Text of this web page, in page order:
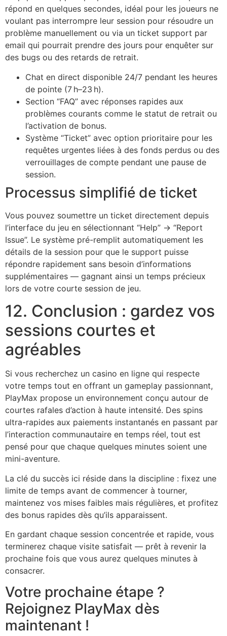
répond en quelques secondes, idéal pour les joueurs ne
voulant pas interrompre leur session pour résoudre un
problème manuellement ou via un ticket support par
email qui pourrait prendre des jours pour enquêter sur
des bugs ou des retards de retrait.
Chat en direct disponible 24/7 pendant les heures
de pointe (7 h–23 h).
Section “FAQ” avec réponses rapides aux
problèmes courants comme le statut de retrait ou
l’activation de bonus.
Système “Ticket” avec option prioritaire pour les
requêtes urgentes liées à des fonds perdus ou des
verrouillages de compte pendant une pause de
session.
Processus simplifié de ticket
Vous pouvez soumettre un ticket directement depuis
l’interface du jeu en sélectionnant “Help” → “Report
Issue”. Le système pré-remplit automatiquement les
détails de la session pour que le support puisse
répondre rapidement sans besoin d’informations
supplémentaires — gagnant ainsi un temps précieux
lors de votre courte session de jeu.
12. Conclusion : gardez vos
sessions courtes et
agréables
Si vous recherchez un casino en ligne qui respecte
votre temps tout en offrant un gameplay passionnant,
PlayMax propose un environnement conçu autour de
courtes rafales d’action à haute intensité. Des spins
ultra-rapides aux paiements instantanés en passant par
l’interaction communautaire en temps réel, tout est
pensé pour que chaque quelques minutes soient une
mini-aventure.
La clé du succès ici réside dans la discipline : fixez une
limite de temps avant de commencer à tourner,
maintenez vos mises faibles mais régulières, et profitez
des bonus rapides dès qu’ils apparaissent.
En gardant chaque session concentrée et rapide, vous
terminerez chaque visite satisfait — prêt à revenir la
prochaine fois que vous aurez quelques minutes à
consacrer.
Votre prochaine étape ?
Rejoignez PlayMax dès
maintenant !